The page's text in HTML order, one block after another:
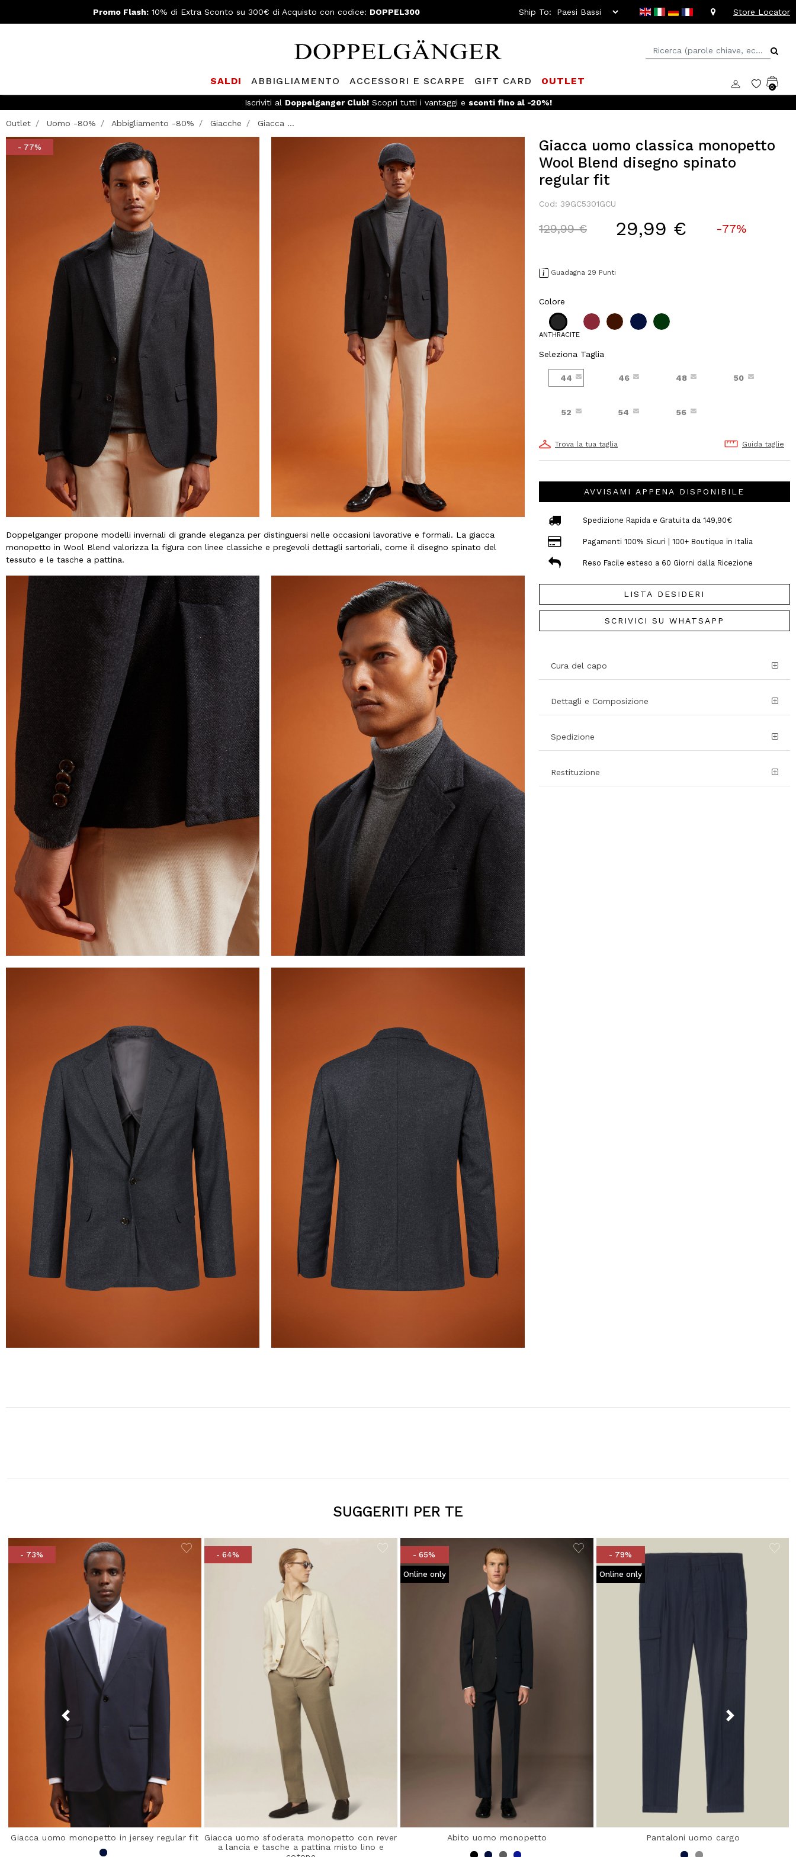
Promo Flash:10% di Extra Sconto su 300€ di Acquisto con codice: DOPPEL300 Ship To: Store Locator
SALDI ABBIGLIAMENTO ACCESSORI E SCARPE GIFT CARD OUTLET
0
Iscriviti al Doppelganger Club!Scopri tutti i vantaggi e sconti fino al -20%!
Outlet Uomo -80% Abbigliamento -80% Giacche Giacca ...
- 77%
Doppelganger propone modelli invernali di grande eleganza per distinguersi nelle occasioni lavorative e formali. La giacca
monopetto in Wool Blend valorizza la figura con linee classiche e pregevoli dettagli sartoriali, come il disegno spinato del
tessuto e le tasche a pattina.
Giacca uomo classica monopetto
Wool Blend disegno spinato
regular fit
Cod: 39GC5301GCU
Price reduced from
129,99 €to 29,99 € -77%
Guadagna 29 Punti
Colore
ANTHRACITE
Seleziona Taglia
44 46 48 50
52 54 56
Trova la tua taglia Guida taglie
AVVISAMI APPENA DISPONIBILE
Spedizione Rapida e Gratuita da 149,90€
Pagamenti 100% Sicuri | 100+ Boutique in Italia
Reso Facile esteso a 60 Giorni dalla Ricezione
LISTA DESIDERI
SCRIVICI SU WHATSAPP
Cura del capo
Dettagli e Composizione
Spedizione
Restituzione
SUGGERITI PER TE
- 73%
Giacca uomo monopetto in jersey regular fit
- 64%
Giacca uomo sfoderata monopetto con rever
a lancia e tasche a pattina misto lino e
- 65%
Online only
Abito uomo monopetto
- 79%
Online only
Pantaloni uomo cargo